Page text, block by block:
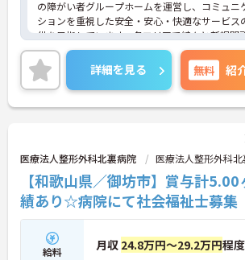
の障がい者グループホームを運営し、コミュニ
ションを重視した安全・安心・快適なサービス
供を目指しています。各エリアで続々と新規開
している成長企業で働きませんか？ご興味のあ
には、面接対策ポイントなど、さらに詳細をお
いたしますのでお気軽にご相談ください！
詳細を見る 無料 紹
医療法人整形外科北裏病院 医療法人整形外科北
【和歌山県／御坊市】賞与計
績あり☆病院にて社会福祉士募集
給料 月収 24.8万円～29.2万円程度